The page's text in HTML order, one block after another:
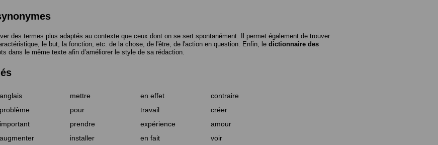
des termes plus adaptés au contexte que ceux dont on se sert spontanément. Il permet également de trouver
le but, la fonction, etc. de la chose, de l'être, de l'action en question. Enfin, le dictionnaire des
dans le même texte afin d’améliorer le style de sa rédaction.
anglais mettre en effet
contraire
problème pour travail
créer
important prendre expérience
amour
augmenter installer en fait voir